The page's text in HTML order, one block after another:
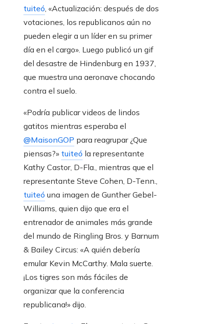
tuiteó , «Actualización: después de dos
votaciones, los republicanos aún no
pueden elegir a un líder en su primer
día en el cargo». Luego publicó un gif
del desastre de Hindenburg en 1937,
que muestra una aeronave chocando
contra el suelo.
«Podría publicar videos de lindos
gatitos mientras esperaba el
@MaisonGOP para reagrupar ¿Que
piensas?» tuiteó la representante
Kathy Castor, D-Fla., mientras que el
representante Steve Cohen, D-Tenn.,
tuiteó una imagen de Gunther Gebel-
Williams, quien dijo que era el
entrenador de animales más grande
del mundo de Ringling Bros. y Barnum
& Bailey Circus: «A quién debería
emular Kevin McCarthy. Mala suerte.
¡Los tigres son más fáciles de
organizar que la conferencia
republicana!» dijo.